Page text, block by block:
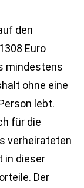
den
Euro
mindestens
ohne eine
lebt.
für die
verheirateten
in dieser
Der